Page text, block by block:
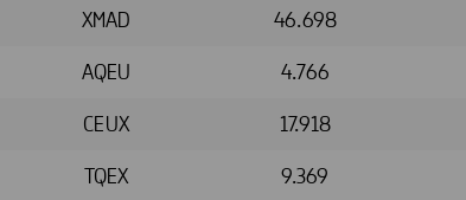
XMAD 46.698
AQEU 4.766
CEUX 17.918
TQEX 9.369